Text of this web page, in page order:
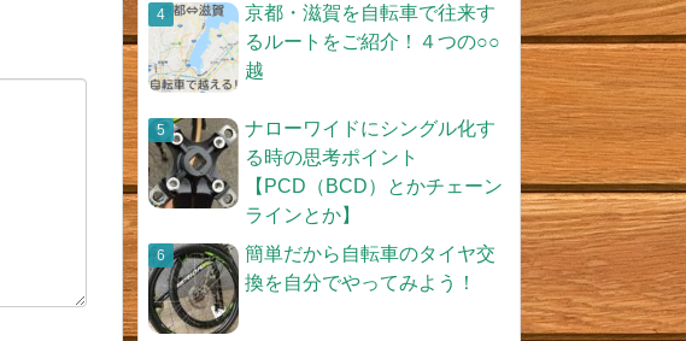
京都・滋賀を自転車で往来す
るルートをご紹介！４つの○○
越
ナローワイドにシングル化す
る時の思考ポイント
【PCD（BCD）とかチェーン
ラインとか】
簡単だから自転車のタイヤ交
換を自分でやってみよう！